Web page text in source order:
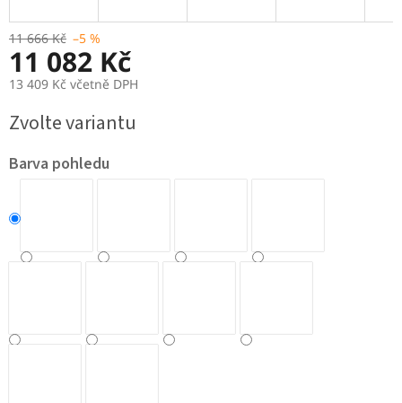
11 666 Kč –5 %
11 082 Kč
13 409 Kč včetně DPH
cena:
Zvolte variantu
Barva pohledu